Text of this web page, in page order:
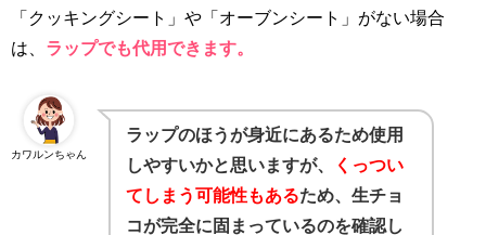
「クッキングシート」や「オーブンシート」がない場合
は、 ラップでも代用できます。
カワルンちゃん
ラップのほうが身近にあるため使用
しやすいかと思いますが、
くっつい
てしまう可能性もあるため、生チョ
コが完全に固まっているのを確認し